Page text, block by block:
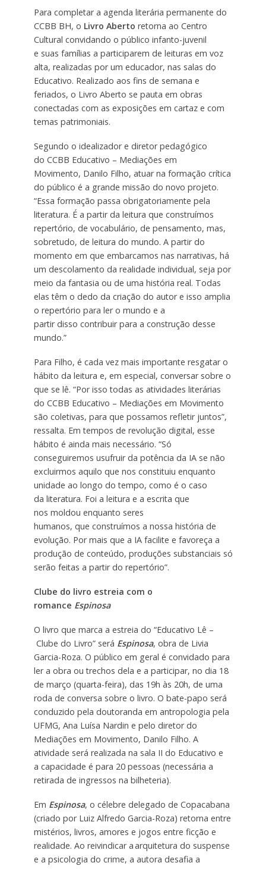
Para completar a agenda literária permanente do
CCBB BH, o Livro Aberto retorna ao Centro
Cultural convidando o público infanto-juvenil
e suas famílias a participarem de leituras em voz
alta, realizadas por um educador, nas salas do
Educativo. Realizado aos fins de semana e
feriados, o Livro Aberto se pauta em obras
conectadas com as exposições em cartaz e com
temas patrimoniais.
Segundo o idealizador e diretor pedagógico
do CCBB Educativo – Mediações em
Movimento, Danilo Filho, atuar na formação crítica
do público é a grande missão do novo projeto.
“Essa formação passa obrigatoriamente pela
literatura. É a partir da leitura que construímos
repertório, de vocabulário, de pensamento, mas,
sobretudo, de leitura do mundo. A partir do
momento em que embarcamos nas narrativas, há
um descolamento da realidade individual, seja por
meio da fantasia ou de uma história real. Todas
elas têm o dedo da criação do autor e isso amplia
o repertório para ler o mundo e a
partir disso contribuir para a construção desse
mundo.”
Para Filho, é cada vez mais importante resgatar o
hábito da leitura e, em especial, conversar sobre o
que se lê. “Por isso todas as atividades literárias
do CCBB Educativo – Mediações em Movimento
são coletivas, para que possamos refletir juntos”,
ressalta. Em tempos de revolução digital, esse
hábito é ainda mais necessário. “Só
conseguiremos usufruir da potência da IA se não
excluirmos aquilo que nos constituiu enquanto
unidade ao longo do tempo, como é o caso
da literatura. Foi a leitura e a escrita que
nos moldou enquanto seres
humanos, que construímos a nossa história de
evolução. Por mais que a IA facilite e favoreça a
produção de conteúdo, produções substanciais só
serão feitas a partir do repertório”.
Clube do livro estreia com o
romance Espinosa
O livro que marca a estreia do “Educativo Lê –
Clube do Livro” será Espinosa, obra de Livia
Garcia-Roza. O público em geral é convidado para
ler a obra ou trechos dela e a participar, no dia 18
de março (quarta-feira), das 19h às 20h, de uma
roda de conversa sobre o livro. O bate-papo será
conduzido pela doutoranda em antropologia pela
UFMG, Ana Luísa Nardin e pelo diretor do
Mediações em Movimento, Danilo Filho. A
atividade será realizada na sala II do Educativo e
a capacidade é para 20 pessoas (necessária a
retirada de ingressos na bilheteria).
Em Espinosa, o célebre delegado de Copacabana
(criado por Luiz Alfredo Garcia-Roza) retorna entre
mistérios, livros, amores e jogos entre ficção e
realidade. Ao reivindicar a arquitetura do suspense
e a psicologia do crime, a autora desafia a